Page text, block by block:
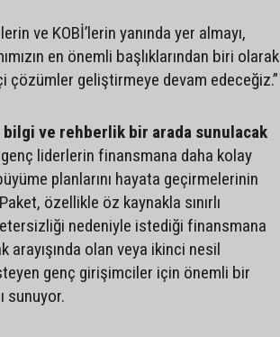
ve KOBİ’lerin yanında yer almayı,
en önemli başlıklarından biri olarak
çözümler geliştirmeye devam edeceğiz.”
bilgi ve rehberlik bir arada sunulacak
liderlerin finansmana daha kolay
planlarını hayata geçirmelerinin
özellikle öz kaynakla sınırlı
nedeniyle istediği finansmana
olan veya ikinci nesil
genç girişimciler için önemli bir
sunuyor.